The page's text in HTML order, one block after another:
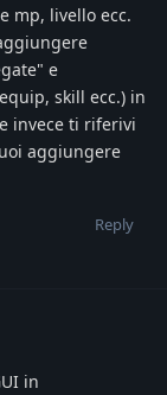
mp, livello ecc.
e
skill ecc.) in
invece ti riferivi
aggiungere
Reply
in